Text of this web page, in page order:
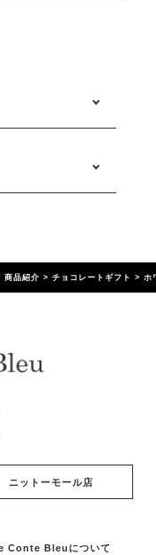
商品紹介 >チョコレートギフト >ホ
ニットーモール店
Conte Bleuについて